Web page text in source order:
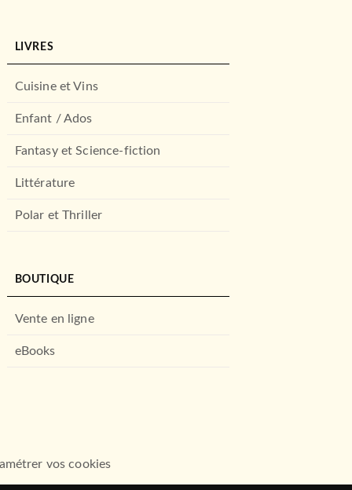
LIVRES
Cuisine et Vins
Enfant / Ados
Fantasy et Science-fiction
Littérature
Polar et Thriller
BOUTIQUE
Vente en ligne
eBooks
vos cookies